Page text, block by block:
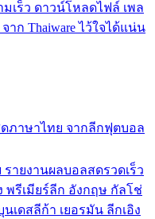
เร็ว ดาวน์โหลดไฟล์ เพล
ก Thaiware ไว้ใจได้แน่น
ดภาษาไทย จากลีกฟุตบอล
ายงานผลบอลสดรวดเร็ว
รีเมียร์ลีก อังกฤษ กัลโช่
เดสลีก้า เยอรมัน ลีกเอิง